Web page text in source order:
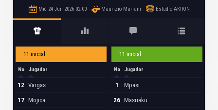
Mié 24 Jun 2026 02:00 Maurizio Mariani Estadio AKRON
11 inicial
No Jugador
12 Vargas
17 Mojica
11 inicial
No Jugador
1 Mpasi
26 Masuaku